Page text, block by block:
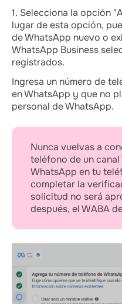
El número virtual es
de tu cuenta de
condiciones:
1. Un número de
código +1. Si tu
mensajes de un
sospechosos para
2. Planeas usar un
El número virtual
no se puede usar
crear cuentas en
3. Estás listo para
nombre para
inmediatamente
Meta permite usar
virtual solo a
nombre de perfil
después de
información de tu
1. Selecciona la opción
lugar de esta opción,
de WhatsApp nuevo o
WhatsApp Business
registrados.
Ingresa un número de
en WhatsApp y que no
personal de WhatsApp.
Nunca vuelvas a
teléfono de un
WhatsApp en tu
completar la
solicitud no será
después, el WABA